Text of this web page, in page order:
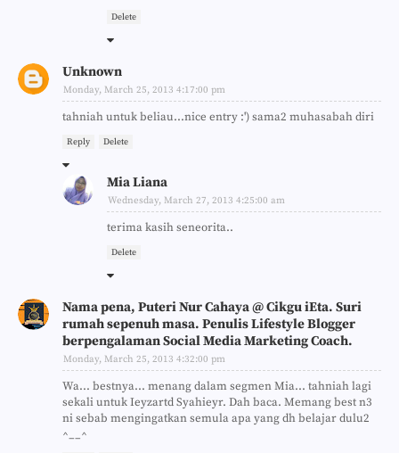
Delete
Unknown
Monday, March 25, 2013 4:17:00 pm
tahniah untuk beliau...nice entry :') sama2 muhasabah diri
Reply Delete
Mia Liana
Wednesday, March 27, 2013 4:25:00 am
terima kasih seneorita..
Delete
Nama pena, Puteri Nur Cahaya @ Cikgu iEta. Suri
rumah sepenuh masa. Penulis Lifestyle Blogger
berpengalaman Social Media Marketing Coach.
Monday, March 25, 2013 4:32:00 pm
Wa... bestnya... menang dalam segmen Mia... tahniah lagi
sekali untuk Ieyzartd Syahieyr. Dah baca. Memang best n3
ni sebab mengingatkan semula apa yang dh belajar dulu2
^__^